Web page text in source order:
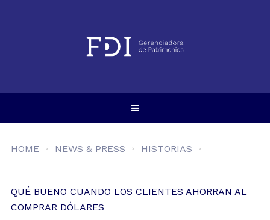
HOME NEWS & PRESS HISTORIAS
QUÉ BUENO CUANDO LOS CLIENTES AHORRAN AL
COMPRAR DÓLARES